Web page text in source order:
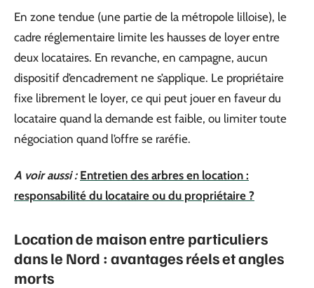
En zone tendue (une partie de la métropole lilloise), le
cadre réglementaire limite les hausses de loyer entre
deux locataires. En revanche, en campagne, aucun
dispositif d’encadrement ne s’applique. Le propriétaire
fixe librement le loyer, ce qui peut jouer en faveur du
locataire quand la demande est faible, ou limiter toute
négociation quand l’offre se raréfie.
A voir aussi : Entretien des arbres en location :
responsabilité du locataire ou du propriétaire ?
Location de maison entre particuliers
dans le Nord : avantages réels et angles
morts